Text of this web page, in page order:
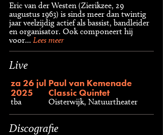
Eric van der Westen (Zierikzee, 29
augustus 1963) is sinds meer dan twintig
jaar veelzijdig actief als bassist, bandleider
en organisator. Ook componeert hij
voor... Lees meer
Live
za 26 jul
2025
tba
Paul van Kemenade
Classic Quintet
Oisterwijk, Natuurtheater
Discografie